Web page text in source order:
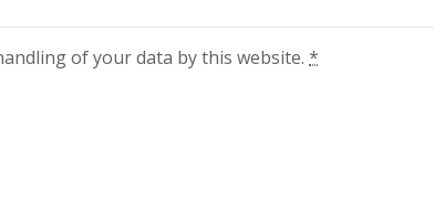
of your data by this website.*